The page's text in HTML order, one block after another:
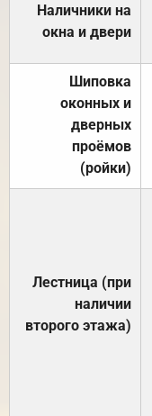
Наличники на
окна и двери
Шиповка
оконных и
дверных
проёмов
(ройки)
Лестница (при
наличии
второго этажа)